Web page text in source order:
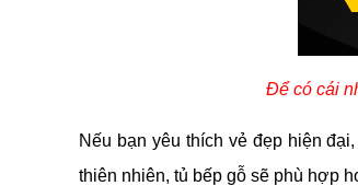
Để có cái
Nếu bạn yêu thích vẻ đẹp hiện
thiên nhiên, tủ bếp gỗ sẽ phù hợp